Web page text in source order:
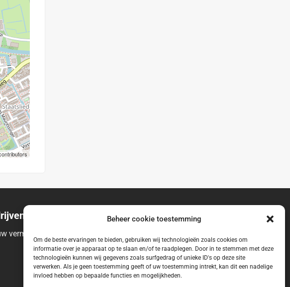
Beheer cookie toestemming
Om de beste ervaringen te bieden, gebruiken wij technologieën zoals cookies om
informatie over je apparaat op te slaan en/of te raadplegen. Door in te stemmen met deze
technologieën kunnen wij gegevens zoals surfgedrag of unieke ID's op deze site
verwerken. Als je geen toestemming geeft of uw toestemming intrekt, kan dit een nadelige
invloed hebben op bepaalde functies en mogelijkheden.
vermelding?